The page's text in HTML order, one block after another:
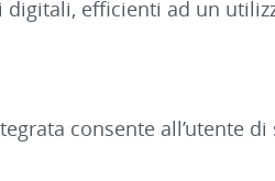
efficienti ad un
consente all’utente